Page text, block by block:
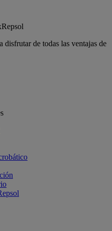
disfrutar de todas las ventajas de